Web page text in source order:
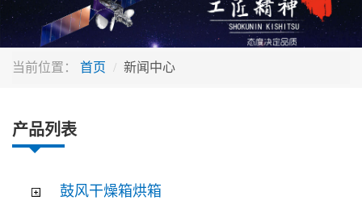
当前位置： 首页 新闻中心
产品列表
鼓风干燥箱烘箱